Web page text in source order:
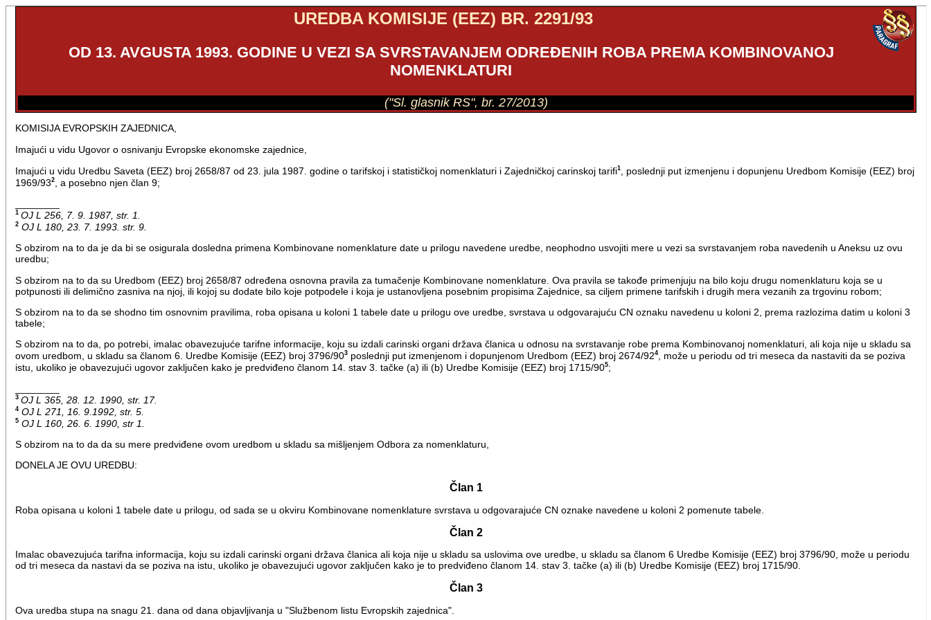
UREDBA KOMISIJE (EEZ) BR. 2291/93
OD 13. AVGUSTA 1993. GODINE U VEZI SA SVRSTAVANJEM ODREĐENIH ROBA PREMA KOMBINOVANOJ
NOMENKLATURI
("Sl. glasnik RS", br. 27/2013)
KOMISIJA EVROPSKIH ZAJEDNICA,
Imajući u vidu Ugovor o osnivanju Evropske ekonomske zajednice,
Imajući u vidu Uredbu Saveta (EEZ) broj 2658/87 od 23. jula 1987. godine o tarifskoj i statističkoj nomenklaturi i Zajedničkoj carinskoj tarifi1
, poslednji put izmenjenu i dopunjenu Uredbom Komisije (EEZ) broj
1969/932
, a posebno njen član 9;
1 OJ L 256, 7. 9. 1987, str. 1.
2 OJ L 180, 23. 7. 1993. str. 9.
S obzirom na to da je da bi se osigurala dosledna primena Kombinovane nomenklature date u prilogu navedene uredbe, neophodno usvojiti mere u vezi sa svrstavanjem roba navedenih u Aneksu uz ovu
uredbu;
S obzirom na to da su Uredbom (EEZ) broj 2658/87 određena osnovna pravila za tumačenje Kombinovane nomenklature. Ova pravila se takođe primenjuju na bilo koju drugu nomenklaturu koja se u
potpunosti ili delimično zasniva na njoj, ili kojoj su dodate bilo koje potpodele i koja je ustanovljena posebnim propisima Zajednice, sa ciljem primene tarifskih i drugih mera vezanih za trgovinu robom;
S obzirom na to da se shodno tim osnovnim pravilima, roba opisana u koloni 1 tabele date u prilogu ove uredbe, svrstava u odgovarajuću CN oznaku navedenu u koloni 2, prema razlozima datim u koloni 3
tabele;
S obzirom na to da, po potrebi, imalac obavezujuće tarifne informacije, koju su izdali carinski organi država članica u odnosu na svrstavanje robe prema Kombinovanoj nomenklaturi, ali koja nije u skladu sa
ovom uredbom, u skladu sa članom 6. Uredbe Komisije (EEZ) broj 3796/903 poslednji put izmenjenom i dopunjenom Uredbom (EEZ) broj 2674/924
, može u periodu od tri meseca da nastaviti da se poziva
istu, ukoliko je obavezujući ugovor zaključen kako je predviđeno članom 14. stav 3. tačke (a) ili (b) Uredbe Komisije (EEZ) broj 1715/905;
3 OJ L 365, 28. 12. 1990, str. 17.
4 OJ L 271, 16. 9.1992, str. 5.
5 OJ L 160, 26. 6. 1990, str 1.
S obzirom na to da da su mere predviđene ovom uredbom u skladu sa mišljenjem Odbora za nomenklaturu,
DONELA JE OVU UREDBU:
Član 1
Roba opisana u koloni 1 tabele date u prilogu, od sada se u okviru Kombinovane nomenklature svrstava u odgovarajuće CN oznake navedene u koloni 2 pomenute tabele.
Član 2
Imalac obavezujuća tarifna informacija, koju su izdali carinski organi država članica ali koja nije u skladu sa uslovima ove uredbe, u skladu sa članom 6 Uredbe Komisije (EEZ) broj 3796/90, može u periodu
od tri meseca da nastavi da se poziva na istu, ukoliko je obavezujući ugovor zaključen kako je to predviđeno članom 14. stav 3. tačke (a) ili (b) Uredbe Komisije (EEZ) broj 1715/90.
Član 3
Ova uredba stupa na snagu 21. dana od dana objavljivanja u "Službenom listu Evropskih zajednica".